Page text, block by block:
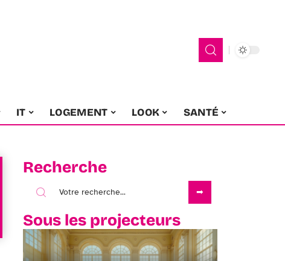
IT LOGEMENT LOOK SANTÉ
Recherche
Sous les projecteurs